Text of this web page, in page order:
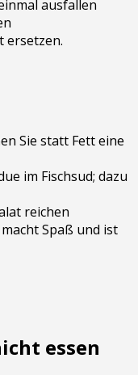
ausfallen
ersetzen.
Sie statt Fett eine
im Fischsud; dazu
reichen
Spaß und ist
essen